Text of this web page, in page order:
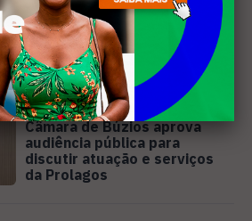
Projeto "Interlinhas" lança
concurso de redação para
estudantes do ensino médio
em Cabo Frio
SANEAMENTO
Câmara de Búzios aprova
audiência pública para
discutir atuação e serviços
da Prolagos